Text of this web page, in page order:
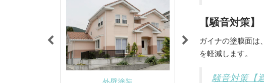
【騒音対策】
ガイナの塗膜面は
を軽減します。
騒音対策【